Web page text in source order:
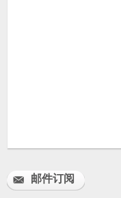
邮件订阅